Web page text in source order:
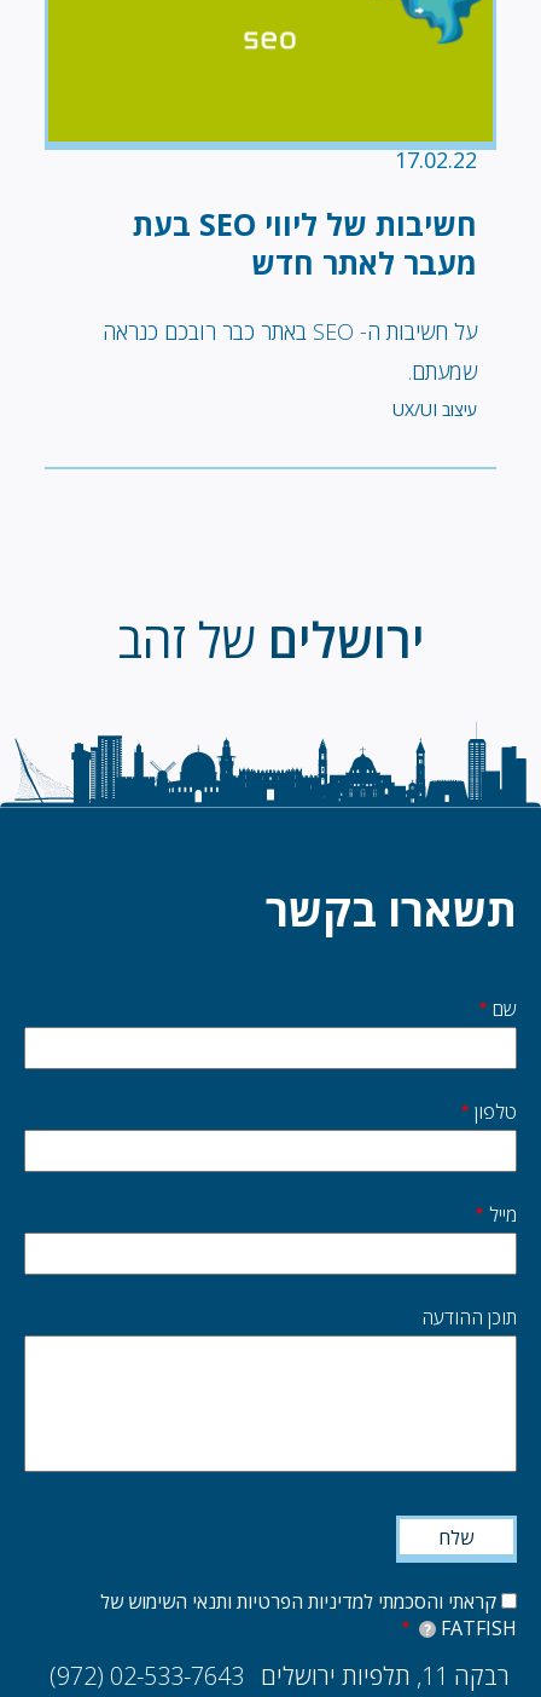
17.02.22
חשיבות של ליווי SEO בעת
מעבר לאתר חדש
על חשיבות ה- SEO באתר כבר רובכם כנראה
שמעתם.
עיצוב UX/UI
ירושלים של זהב
תשארו בקשר
Start
side
שם
טלפון
מייל
תוכן ההודעה
קראתי והסכמתי למדיניות הפרטיות ותנאי השימוש של
FATFISH
?
רבקה 11, תלפיות ירושלים (972) 02-533-7643